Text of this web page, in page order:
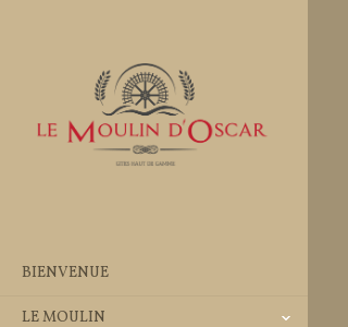
BIENVENUE
LE MOULIN